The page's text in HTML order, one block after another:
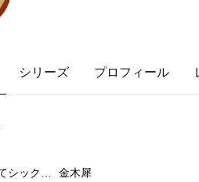
シリーズ プロフィール
金木犀